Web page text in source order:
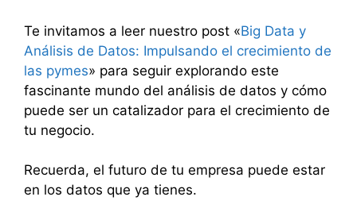
Te invitamos a leer nuestro post «Big Data y
Análisis de Datos: Impulsando el crecimiento de
las pymes» para seguir explorando este
fascinante mundo del análisis de datos y cómo
puede ser un catalizador para el crecimiento de
tu negocio.
Recuerda, el futuro de tu empresa puede estar
en los datos que ya tienes.